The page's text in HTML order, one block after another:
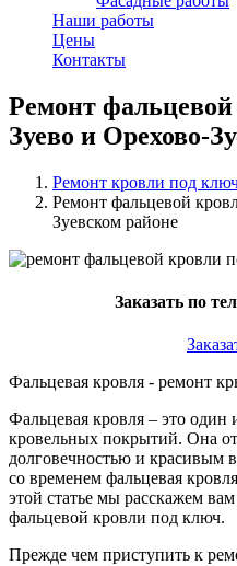
Наши работы
Цены
Контакты
Ремонт
Зуево и Орехово-
Ремонт кровли под
Ремонт фальцевой
Зуевском районе
Заказать по
Фальцевая кровля - ремонт
Фальцевая кровля – это
кровельных покрытий. Она
долговечностью и красивым
со временем фальцевая
этой статье мы расскажем
фальцевой кровли под ключ.
Прежде чем приступить к